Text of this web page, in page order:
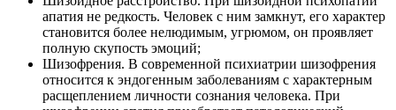
апатия не редкость. Человек с ним замкнут, его характер
становится более нелюдимым, угрюмом, он проявляет
полную скупость эмоций;
Шизофрения. В современной психиатрии шизофрения
относится к эндогенным заболеваниям с характерным
расщеплением личности сознания человека. При